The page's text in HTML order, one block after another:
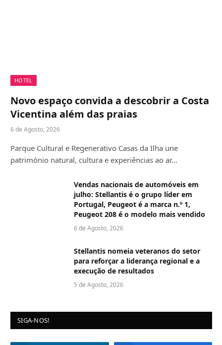
HOTEL
Novo espaço convida a descobrir a Costa
Vicentina além das praias
6 de Agosto, 2026
Parque Cultural e Regenerativo Casas da Ilha une
património natural, cultura e experiências ao ar…
Vendas nacionais de automóveis em
julho: Stellantis é o grupo líder em
Portugal, Peugeot é a marca n.º 1,
Peugeot 208 é o modelo mais vendido
6 de Agosto, 2026
Stellantis nomeia veteranos do setor
para reforçar a liderança regional e a
execução de resultados
5 de Agosto, 2026
SIGA-NOS!